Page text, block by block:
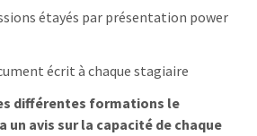
étayés par présentation power
écrit à chaque stagiaire
différentes formations le
avis sur la capacité de chaque